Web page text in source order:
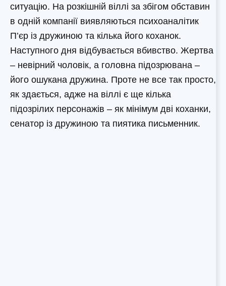
ситуацію. На розкішній віллі за збігом обставин
в одній компанії виявляються психоаналітик
П’єр із дружиною та кілька його коханок.
Наступного дня відбувається вбивство. Жертва
– невірний чоловік, а головна підозрювана –
його ошукана дружина. Проте не все так просто,
як здається, адже на віллі є ще кілька
підозрілих персонажів – як мінімум дві коханки,
сенатор із дружиною та пиятика письменник.